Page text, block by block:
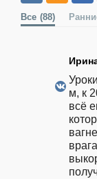
Все (88)
м, к
всё